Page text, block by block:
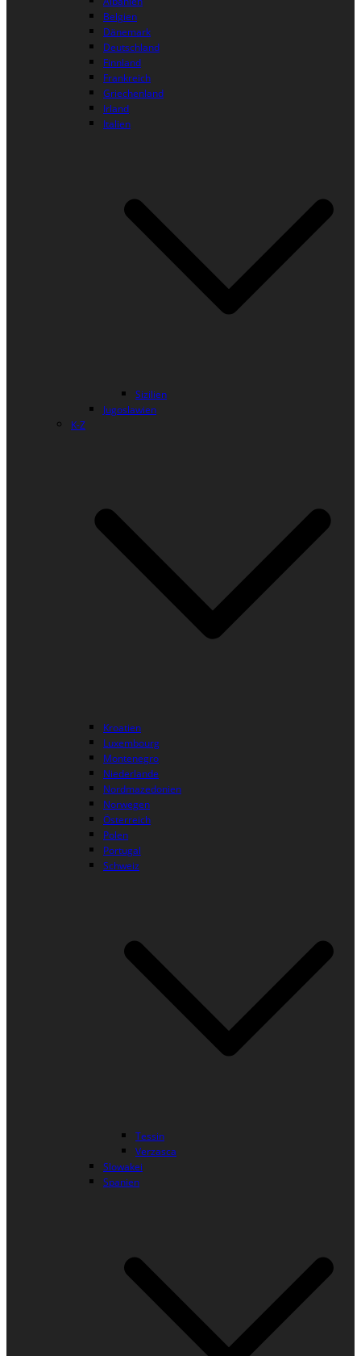
Belgien
Dänemark
Deutschland
Finnland
Frankreich
Griechenland
Irland
Italien
Sizilien
Jugoslawien
K-Z
Kroatien
Luxembourg
Montenegro
Niederlande
Nordmazedonien
Norwegen
Österreich
Polen
Portugal
Schweiz
Tessin
Verzasca
Slowakei
Spanien